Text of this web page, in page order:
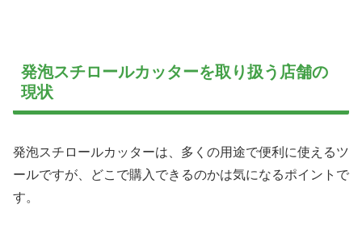
発泡スチロールカッターを取り扱う店舗の
現状
発泡スチロールカッターは、多くの用途で便利に使えるツ
ールですが、どこで購入できるのかは気になるポイントで
す。